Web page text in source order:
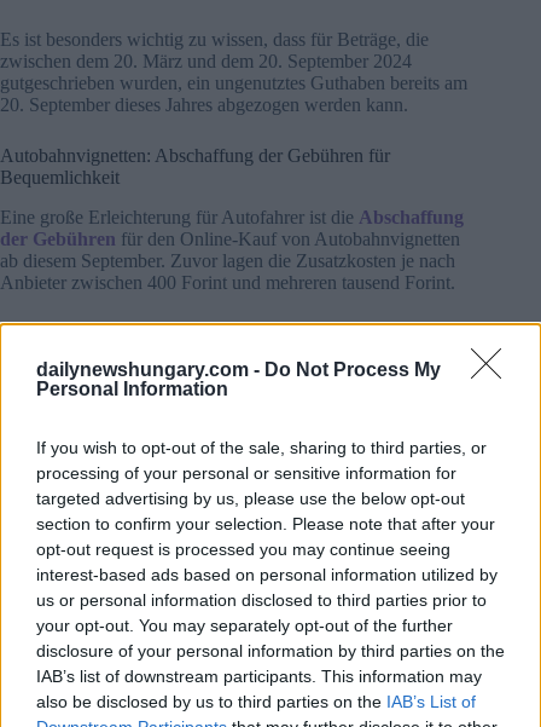
dailynewshungary.com - Do Not Process My
Personal Information
If you wish to opt-out of the sale, sharing to third parties, or
processing of your personal or sensitive information for
targeted advertising by us, please use the below opt-out
section to confirm your selection. Please note that after your
opt-out request is processed you may continue seeing
interest-based ads based on personal information utilized by
us or personal information disclosed to third parties prior to
your opt-out. You may separately opt-out of the further
disclosure of your personal information by third parties on the
IAB’s list of downstream participants. This information may
also be disclosed by us to third parties on the IAB’s List of
Es ist besonders wichtig zu wissen, dass für Beträge, die
zwischen dem 20. März und dem 20. September 2024
gutgeschrieben wurden, ein ungenutztes Guthaben bereits am
20. September dieses Jahres abgezogen werden kann.
Autobahnvignetten: Abschaffung der Gebühren für
Bequemlichkeit
Eine große Erleichterung für Autofahrer ist die Abschaffung
der Gebühren für den Online-Kauf von Autobahnvignetten
ab diesem September. Zuvor lagen die Zusatzkosten je nach
Anbieter zwischen 400 Forint und mehreren tausend Forint.
Von nun an zahlt jeder den gleichen Preis, unabhängig davon,
schafft ein transparenteres System und beseitigt versteckte
Zusatzkosten.
Rentengutschein: HUF 30.000 für kalte Lebensmittel
Die Postbeamten haben heute damit begonnen, 30.000 HUF
Lebensmittelgutscheine an 2,6 Millionen Rentner und
Bezieher rentenähnlicher Leistungen zu verteilen. Die
Gutscheine werden bis zum 15. Oktober zugestellt und
können bis zum 31. Dezember ausschließlich für den Kauf
von kalten Lebensmitteln verwendet werden, berichtet
Pénzcentrum.
Der Gesamtbetrag wird in zehn Gutscheinen mit
unterschiedlichem Nennwert ausgegeben. Die Gutscheine
können nicht in Bargeld umgetauscht werden und es wird